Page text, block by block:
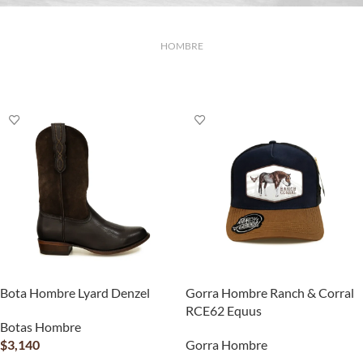
HOMBRE
Bota Hombre Lyard Denzel
Botas Hombre
$3,140
Gorra Hombre Ranch & Corral
RCE62 Equus
Gorra Hombre